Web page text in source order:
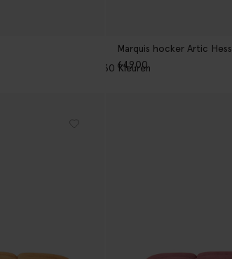
Marquis hocker Artic
649.00
30 Kleuren